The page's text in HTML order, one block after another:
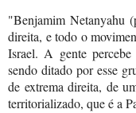
"Benjamim Netanyahu
direita, e todo o
Israel. A gente
sendo ditado por esse
de extrema direita, de
territorializado, que é a